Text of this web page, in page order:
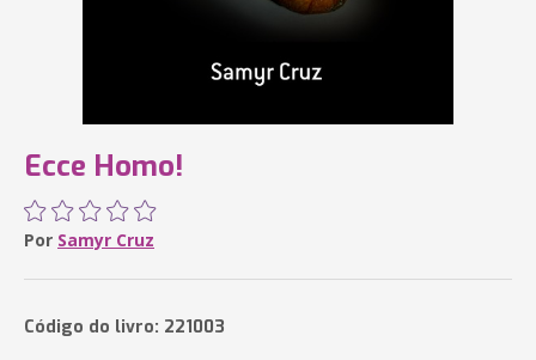
Ecce Homo!
Por Samyr Cruz
Código do livro: 221003